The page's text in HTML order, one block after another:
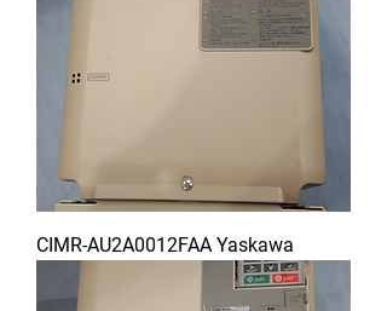
CIMR-AU2A0012FAA Yaskawa